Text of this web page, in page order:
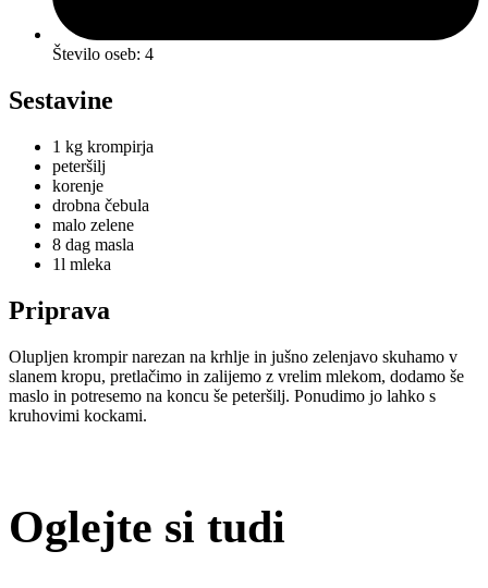
Število oseb: 4
Sestavine
1 kg krompirja
peteršilj
korenje
drobna čebula
malo zelene
8 dag masla
1l mleka
Priprava
Olupljen krompir narezan na krhlje in jušno zelenjavo skuhamo v
slanem kropu, pretlačimo in zalijemo z vrelim mlekom, dodamo še
maslo in potresemo na koncu še peteršilj. Ponudimo jo lahko s
kruhovimi kockami.
Oglejte si tudi